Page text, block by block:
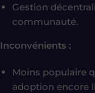
Gestion
communauté.
Inconvénients :
Moins populaire
adoption encore